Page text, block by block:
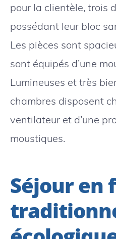
pour la clientèle, trois
possédant leur bloc
Les pièces sont
sont équipés d’une
Lumineuses et très
chambres disposent
ventilateur et d’une
moustiques.
Séjour en